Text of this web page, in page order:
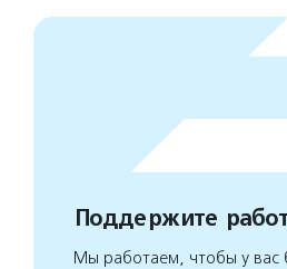
Поддержите
Мы работаем, чтобы у вас